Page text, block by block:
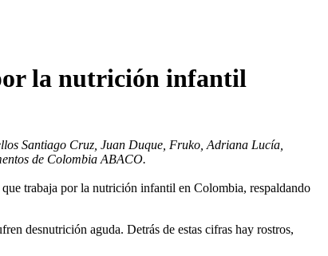
la nutrición infantil
Santiago Cruz, Juan Duque, Fruko, Adriana Lucía,
de Colombia ABACO.
que trabaja por la nutrición infantil en Colombia, respaldando
desnutrición aguda. Detrás de estas cifras hay rostros,